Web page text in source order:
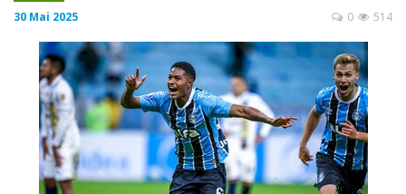
GERAL
EDITAIS
CONTATO
A FOLHA REGIONAL DIGITAL
30 Mai 2025 514
0